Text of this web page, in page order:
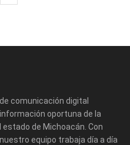
comunicación digital
oportuna de la
de Michoacán. Con
equipo trabaja día a día